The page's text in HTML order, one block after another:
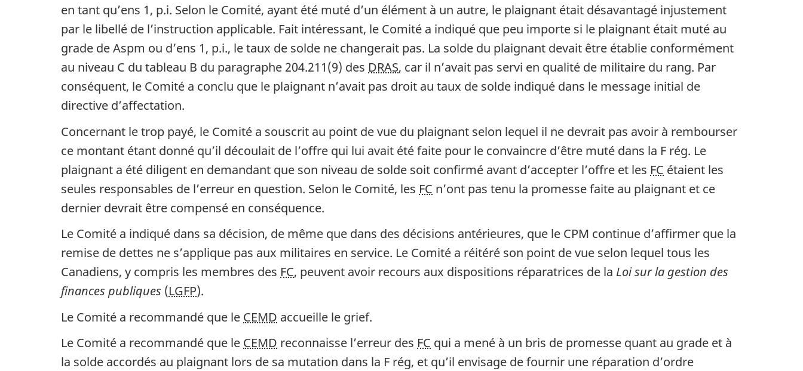
en tant qu’ens 1, p.i. Selon le Comité, ayant été muté d’un élément à un autre, le plaignant était désavantagé injustement
par le libellé de l’instruction applicable. Fait intéressant, le Comité a indiqué que peu importe si le plaignant était muté au
grade de Aspm ou d’ens 1, p.i., le taux de solde ne changerait pas. La solde du plaignant devait être établie conformément
au niveau C du tableau B du paragraphe 204.211(9) des DRAS, car il n’avait pas servi en qualité de militaire du rang. Par
conséquent, le Comité a conclu que le plaignant n’avait pas droit au taux de solde indiqué dans le message initial de
directive d’affectation.
Concernant le trop payé, le Comité a souscrit au point de vue du plaignant selon lequel il ne devrait pas avoir à rembourser
ce montant étant donné qu’il découlait de l’offre qui lui avait été faite pour le convaincre d’être muté dans la F rég. Le
plaignant a été diligent en demandant que son niveau de solde soit confirmé avant d’accepter l’offre et les FC étaient les
seules responsables de l’erreur en question. Selon le Comité, les FC n’ont pas tenu la promesse faite au plaignant et ce
dernier devrait être compensé en conséquence.
Le Comité a indiqué dans sa décision, de même que dans des décisions antérieures, que le CPM continue d’affirmer que la
remise de dettes ne s’applique pas aux militaires en service. Le Comité a réitéré son point de vue selon lequel tous les
Canadiens, y compris les membres des FC, peuvent avoir recours aux dispositions réparatrices de la Loi sur la gestion des
finances publiques (LGFP).
Le Comité a recommandé que le CEMD accueille le grief.
Le Comité a recommandé que le CEMD reconnaisse l’erreur des FC qui a mené à un bris de promesse quant au grade et à
la solde accordés au plaignant lors de sa mutation dans la F rég, et qu’il envisage de fournir une réparation d’ordre